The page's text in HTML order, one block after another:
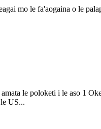
mo le fa'aogaina o le
le poloketi i le aso 1
US...